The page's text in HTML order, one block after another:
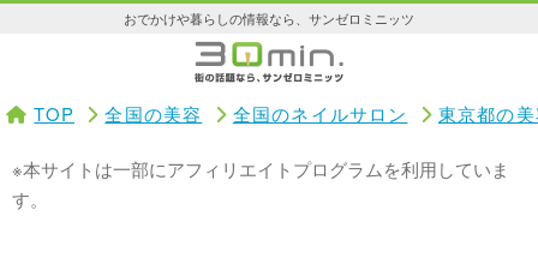
おでかけや暮らしの情報なら、サンゼロミニッツ
TOP 全国の美容 全国のネイルサロン 東京都の
※本サイトは一部にアフィリエイトプログラムを利用していま
す。